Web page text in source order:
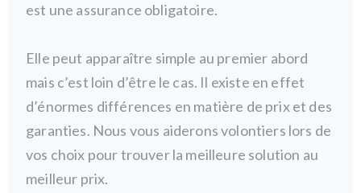
est une assurance obligatoire.
Elle peut apparaître simple au premier abord
mais c’est loin d’être le cas. Il existe en effet
d’énormes différences en matière de prix et des
garanties. Nous vous aiderons volontiers lors de
vos choix pour trouver la meilleure solution au
meilleur prix.